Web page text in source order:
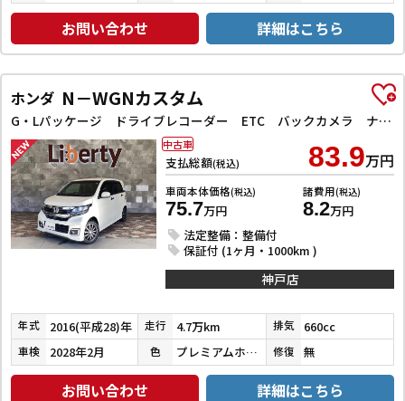
お問い合わせ 詳細はこちら
ホンダ N－WGNカスタム
G・Lパッケージ ドライブレコーダー ETC バックカメラ ナビ TV オートクルーズコントロール 衝突被害軽減システム オートライト スマートキー アイドリングストップ 電動格納ミラー ベンチシート CVT ESC
支払総額(税込) 83.9万円
車両本体価格(税込)
75.7万円
諸費用(税込)
8.2万円
法定整備：整備付
保証付 (1ヶ月・1000km )
中古車
神戸店
年式 2016(平成28)年 走行 4.7万km 排気 660cc
車検 2028年2月 色 プレミアムホワイトパールⅡ 修復 無
お問い合わせ 詳細はこちら